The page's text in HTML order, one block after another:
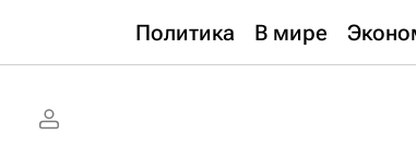
Политика В мире